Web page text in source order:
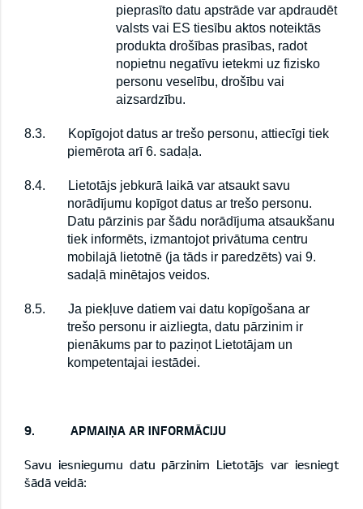
pieprasīto datu apstrāde var apdraudēt
valsts vai ES tiesību aktos noteiktās
produkta drošības prasības, radot
nopietnu negatīvu ietekmi uz fizisko
personu veselību, drošību vai
aizsardzību.
8.3.
Kopīgojot datus ar trešo personu, attiecīgi tiek
piemērota arī 6. sadaļa.
8.4.
Lietotājs jebkurā laikā var atsaukt savu
norādījumu kopīgot datus ar trešo personu.
Datu pārzinis par šādu norādījuma atsaukšanu
tiek informēts, izmantojot privātuma centru
mobilajā lietotnē (ja tāds ir paredzēts) vai 9.
sadaļā minētajos veidos.
8.5.
Ja piekļuve datiem vai datu kopīgošana ar
trešo personu ir aizliegta, datu pārzinim ir
pienākums par to paziņot Lietotājam un
kompetentajai iestādei.
9. APMAIŅA AR INFORMĀCIJU
Savu iesniegumu datu pārzinim Lietotājs var iesniegt
šādā veidā: